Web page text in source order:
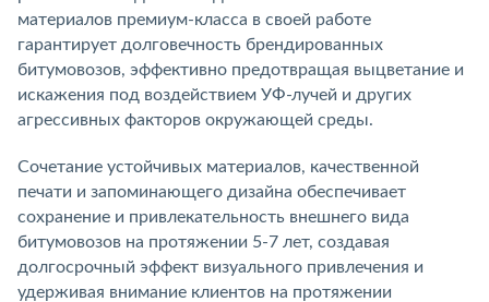
материалов премиум-класса в своей работе
гарантирует долговечность брендированных
битумовозов, эффективно предотвращая выцветание и
искажения под воздействием УФ-лучей и других
агрессивных факторов окружающей среды.
Сочетание устойчивых материалов, качественной
печати и запоминающего дизайна обеспечивает
сохранение и привлекательность внешнего вида
битумовозов на протяжении 5-7 лет, создавая
долгосрочный эффект визуального привлечения и
удерживая внимание клиентов на протяжении